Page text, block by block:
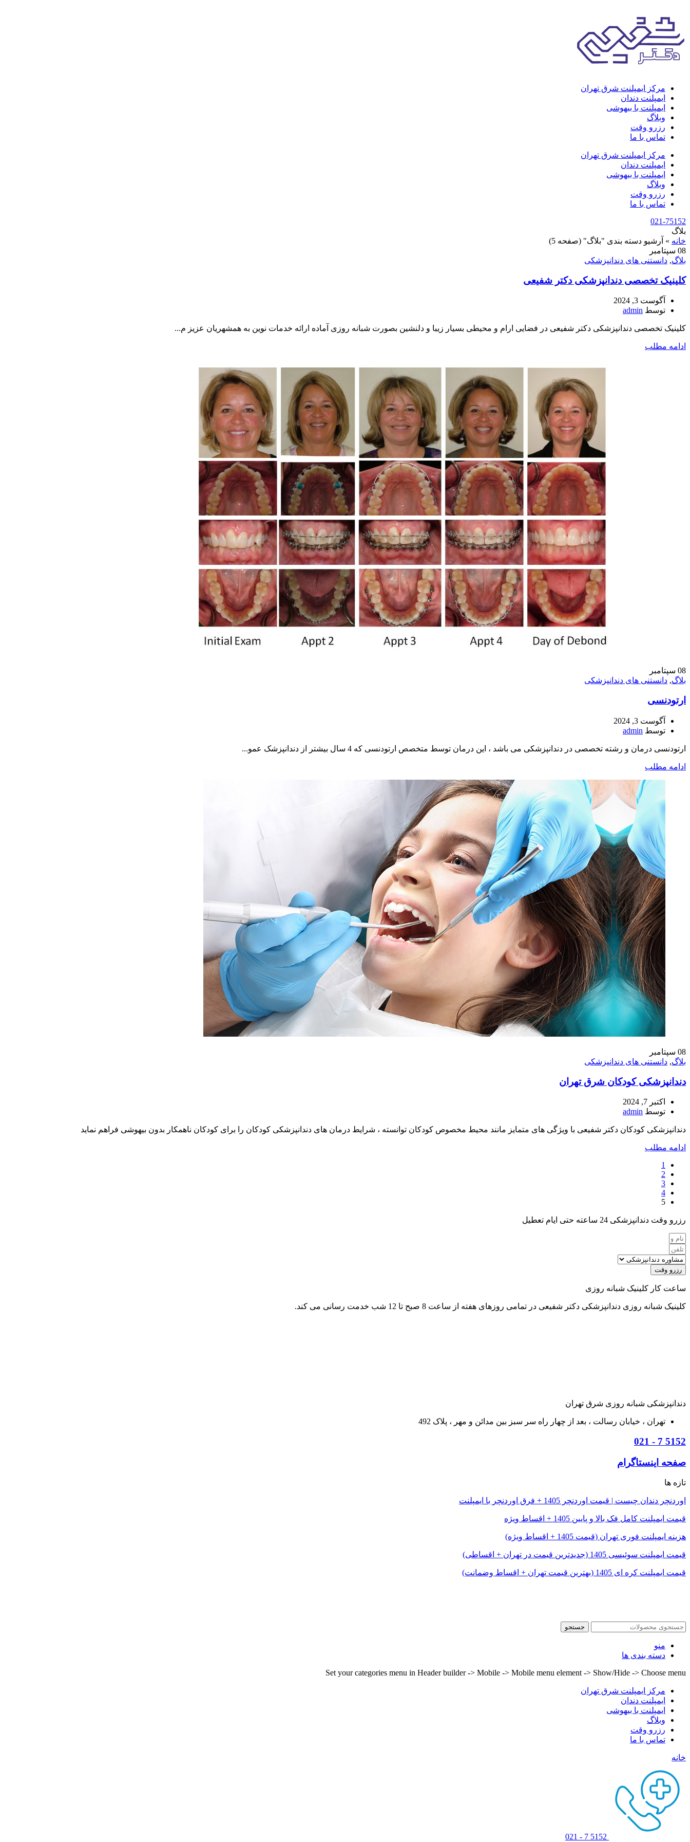
مرکز ایمپلنت شرق تهران
ایمپلنت دندان
ایمپلنت با بیهوشی
وبلاگ
رزرو وقت
تماس با ما
مرکز ایمپلنت شرق تهران
ایمپلنت دندان
ایمپلنت با بیهوشی
وبلاگ
رزرو وقت
تماس با ما
021-75152
بلاگ
خانه » آرشیو دسته بندی "بلاگ" (صفحه 5)
08 سپتامبر
بلاگ, دانستنی های دندانپزشکی
کلینیک تخصصی دندانپزشکی دکتر شفیعی
آگوست 3, 2024
توسط admin
کلینیک تخصصی دندانپزشکی دکتر شفیعی در فضایی ارام و محیطی بسیار زیبا و دلنشین بصورت شبانه روزی آماده ارائه خدمات نوین به همشهریان عزیز م...
ادامه مطلب
08 سپتامبر
بلاگ, دانستنی های دندانپزشکی
ارتودنسی
آگوست 3, 2024
توسط admin
ارتودنسی درمان و رشته تخصصی در دندانپزشکی می باشد ، این درمان توسط متخصص ارتودنسی که 4 سال بیشتر از دندانپزشک عمو...
ادامه مطلب
08 سپتامبر
بلاگ, دانستنی های دندانپزشکی
دندانپزشکی کودکان شرق تهران
اکتبر 7, 2024
توسط admin
دندانپزشکی کودکان دکتر شفیعی با ویژگی های متمایز مانند محیط مخصوص کودکان توانسته ، شرایط درمان های دندانپزشکی کودکان را برای کودکان ناهمکار بدون بیهوشی فراهم نماید
ادامه مطلب
1
2
3
4
5
رزرو وقت دندانپزشکی 24 ساعته حتی ایام تعطیل
رزرو وقت
ساعت کار کلینیک شبانه روزی
کلینیک شبانه روزی دندانپزشکی دکتر شفیعی در تمامی روزهای هفته از ساعت 8 صبح تا 12 شب خدمت رسانی می کند.
دندانپزشکی شبانه روزی شرق تهران
تهران ، خيابان رسالت ، بعد از چهار راه سر سبز بين مدائن و مهر ، پلاک 492
5152 7 - 021
صفحه اینستاگرام
تازه ها
اوردنچر دندان چیست | قیمت اوردنچر 1405 + فرق اوردنچر با ایمپلنت
قیمت ایمپلنت کامل فک بالا و پایین 1405 + اقساط ویژه
هزینه ایمپلنت فوری تهران (قیمت 1405 + اقساط ویژه)
قیمت ایمپلنت سوئیسی 1405 (جدیدترین قیمت در تهران + اقساطی)
قیمت ایمپلنت کره ای 1405 (بهترین قیمت تهران + اقساط وضمانت)
جستجو
منو
دسته بندی ها
Set your categories menu in Header builder -> Mobile -> Mobile menu element -> Show/Hide -> Choose menu
مرکز ایمپلنت شرق تهران
ایمپلنت دندان
ایمپلنت با بیهوشی
وبلاگ
رزرو وقت
تماس با ما
خانه
5152 7 - 021